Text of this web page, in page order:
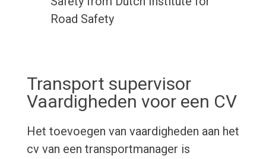
Road Safety
Transport supervisor
Vaardigheden voor een CV
Het toevoegen van vaardigheden aan het
cv van een transportmanager is